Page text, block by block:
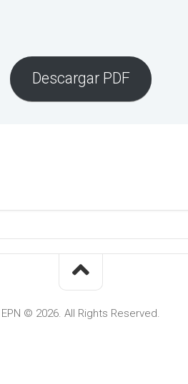
Descargar PDF
EPN © 2026. All Rights Reserved.